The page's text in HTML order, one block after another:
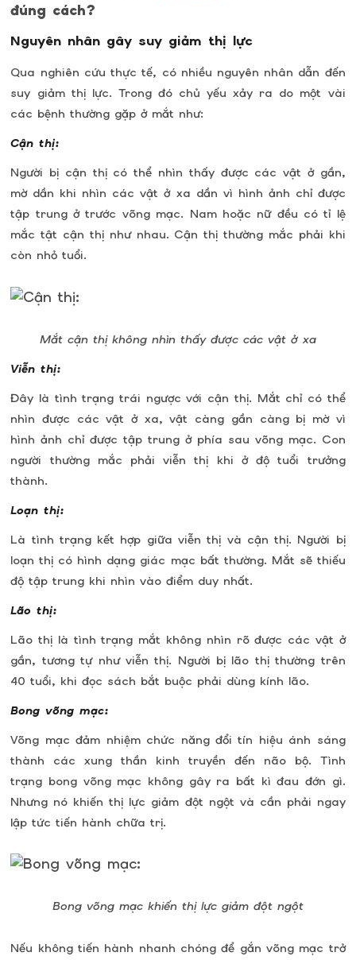
đúng cách?
Nguyên nhân gây suy giảm thị lực
Qua nghiên cứu thực tế, có nhiều nguyên nhân dẫn đến
suy giảm thị lực. Trong đó chủ yếu xảy ra do một vài
các bệnh thường gặp ở mắt như:
Cận thị:
Người bị cận thị có thể nhìn thấy được các vật ở gần,
mờ dần khi nhìn các vật ở xa dần vì hình ảnh chỉ được
tập trung ở trước võng mạc. Nam hoặc nữ đều có tỉ lệ
mắc tật cận thị như nhau. Cận thị thường mắc phải khi
còn nhỏ tuổi.
Mắt cận thị không nhìn thấy được các vật ở xa
Viễn thị:
Đây là tình trạng trái ngược với cận thị. Mắt chỉ có thể
nhìn được các vật ở xa, vật càng gần càng bị mờ vì
hình ảnh chỉ được tập trung ở phía sau võng mạc. Con
người thường mắc phải viễn thị khi ở độ tuổi trưởng
thành.
Loạn thị:
Là tình trạng kết hợp giữa viễn thị và cận thị. Người bị
loạn thị có hình dạng giác mạc bất thường. Mắt sẽ thiếu
độ tập trung khi nhìn vào điểm duy nhất.
Lão thị:
Lão thị là tình trạng mắt không nhìn rõ được các vật ở
gần, tương tự như viễn thị. Người bị lão thị thường trên
40 tuổi, khi đọc sách bắt buộc phải dùng kính lão.
Bong võng mạc:
Võng mạc đảm nhiệm chức năng đổi tín hiệu ánh sáng
thành các xung thần kinh truyền đến não bộ. Tình
trạng bong võng mạc không gây ra bất kì đau đớn gì.
Nhưng nó khiến thị lực giảm đột ngột và cần phải ngay
lập tức tiến hành chữa trị.
Bong võng mạc khiến thị lực giảm đột ngột
Nếu không tiến hành nhanh chóng để gắn võng mạc trở